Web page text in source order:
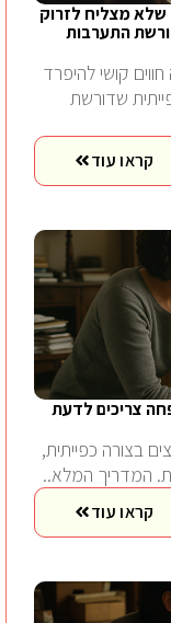
מצליח לזרוק
התערבות
מהאוכלוסייה חווים קושי להיפרד
כפייתית שדורשת
קראו עוד
צריכים לדעת
בצורה כפייתית,
המדריך המלא..
קראו עוד